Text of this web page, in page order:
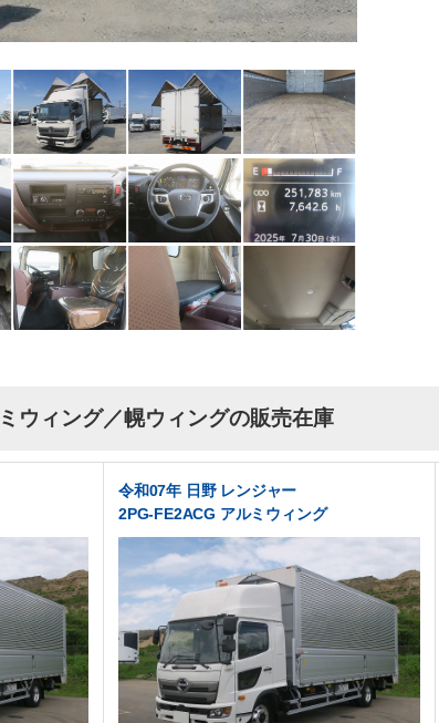
ウィング／幌ウィングの販売在庫
令和07年 日野 レンジャー
2PG-FE2ACG アルミウィング